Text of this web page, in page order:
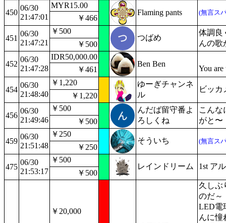
450
06/30
21:47:01
MYR15.00
Flaming pants
(無言ス
￥466
451
06/30
21:47:21
￥500
つばめ
体調良
んの歌
￥500
452
06/30
21:47:28
IDR50,000.00
Ben Ben
You
￥461
454
06/30
21:48:40
￥1,220
ゆーぎチャンネ
ル
ビッカ
￥1,220
456
06/30
21:49:46
￥500
んだば留守番よ
ろしくね
こんな
がと〜
￥500
459
06/30
21:51:48
￥250
そういち (無言ス
￥250
475
06/30
21:53:17
￥500
レインドリーム 1st ア
￥500
￥20,000
久しぶ
のだ～
LED電
んに憧